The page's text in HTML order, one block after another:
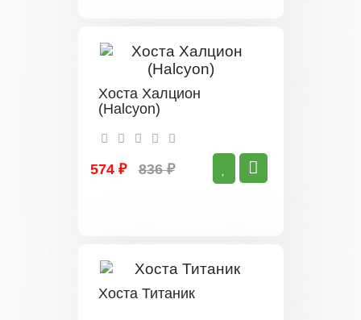
Хоста Халцион
(Halcyon)
574 ₽ 836 ₽
Хоста Титаник